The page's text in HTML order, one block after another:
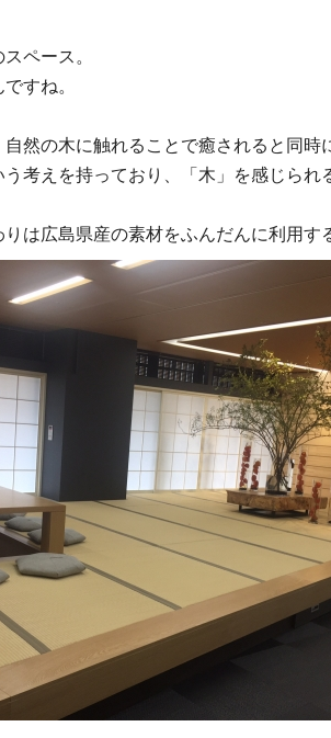
ペース。
すね。
自然の木に触れることで癒されると同時
考えを持っており、「木」を感じられ
は広島県産の素材をふんだんに利用す